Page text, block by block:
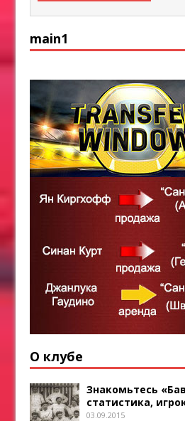
main1
О клубе
Знакомьтесь
статистика,
03.09.2015